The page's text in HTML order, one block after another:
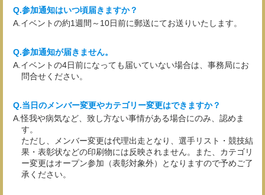
参加通知はいつ頃届きますか？
イベントの約1週間～10日前に郵送にてお送りいたします。
参加通知が届きません。
イベントの4日前になっても届いていない場合は、事務局にお
問合せください。
当日のメンバー変更やカテゴリー変更はできますか？
怪我や病気など、致し方ない事情がある場合にのみ、認めま
す。
ただし、メンバー変更は代理出走となり、選手リスト・競技結
果・表彰状などの印刷物には反映されません。また、カテゴリ
ー変更はオープン参加（表彰対象外）となりますので予めご了
承ください。